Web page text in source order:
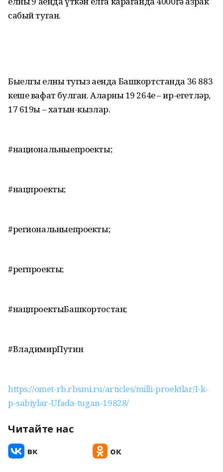
сабый туган.
Быелгы елның тугыз аенда Башкортстанда 36 883
кеше вафат булган. Аларның 19 264е – ир-егетләр,
17 619ы – хатын-кызлар.
#национальныепроекты;
#нацпроекты;
#региональныепроекты;
#регпроекты;
#нацпроектыБашкортостан;
#ВладимирПутин
https://omet-rb.rbsmi.ru/articles/milli-proektlar/I-k-
p-sabiylar-Ufada-tugan-19828/
Читайте нас